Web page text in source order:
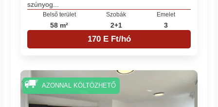
szúnyog...
Belső terület
58 m²
Szobák
2+1
Emelet
3
170 E Ft/hó
AZONNAL KÖLTÖZHETŐ